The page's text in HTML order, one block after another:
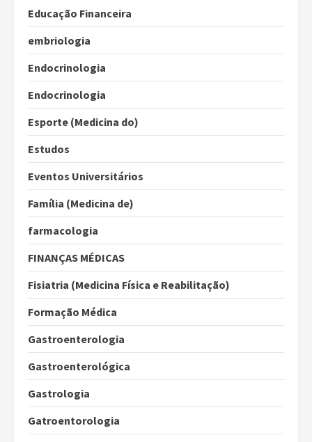
Educação Financeira
embriologia
Endocrinologia
Endocrinologia
Esporte (Medicina do)
Estudos
Eventos Universitários
Família (Medicina de)
farmacologia
FINANÇAS MÉDICAS
Fisiatria (Medicina Física e Reabilitação)
Formação Médica
Gastroenterologia
Gastroenterológica
Gastrologia
Gatroentorologia